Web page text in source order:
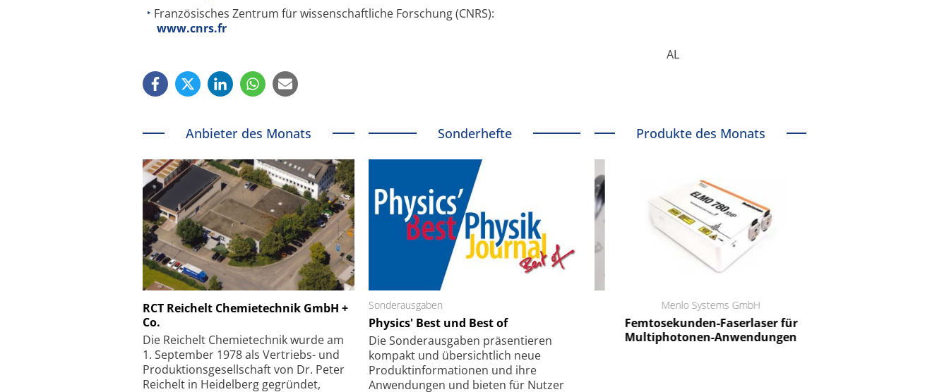
Französisches Zentrum für wissenschaftliche Forschung (CNRS):
www.cnrs.fr
AL
Anbieter des Monats
RCT Reichelt Chemietechnik GmbH +
Co.
Die Reichelt Chemietechnik wurde am
1. September 1978 als Vertriebs- und
Produktionsgesellschaft von Dr. Peter
Reichelt in Heidelberg gegründet,
Sonderhefte
Sonderausgaben
Physics' Best und Best of
Die Sonder­ausgaben präsentieren
kompakt und übersichtlich neue
Produkt­informationen und ihre
Anwendungen und bieten für Nutzer
Produkte des Monats
Schäfter + Kirchhoff GmbH
Feinfokussierungsmechanismus
Elektronenmikroskopie auf
kleinstem Raum
Menlo Systems GmbH
Femtosekunden-Faserlaser für
Multiphotonen-Anwendungen